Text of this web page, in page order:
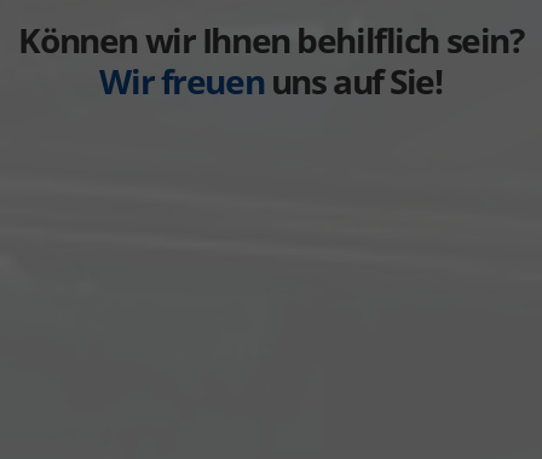
anzeigen
Können wir Ihnen behilflich sein?
Wir freuenuns auf Sie!